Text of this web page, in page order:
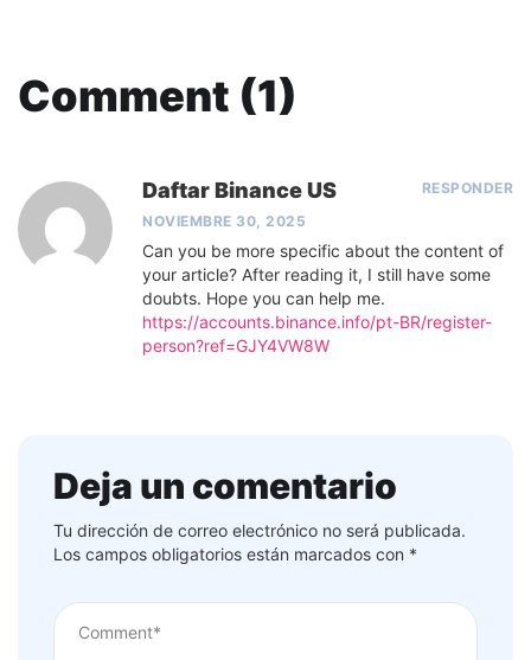
Comment (1)
Daftar Binance US
NOVIEMBRE 30, 2025
RESPONDER
Can you be more specific about the content of
your article? After reading it, I still have some
doubts. Hope you can help me.
https://accounts.binance.info/pt-BR/register-
person?ref=GJY4VW8W
Deja un comentario
Tu dirección de correo electrónico no será publicada.
Los campos obligatorios están marcados con *